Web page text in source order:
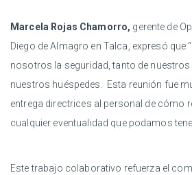
Marcela Rojas Chamorro, gerente de
Diego de Almagro en Talca, expresó que
nosotros la seguridad, tanto de
nuestros huéspedes. Esta reunión fue
entrega directrices al personal de cómo
cualquier eventualidad que podamos
Este trabajo colaborativo refuerza el